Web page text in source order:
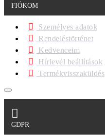
FIÓKOM
Személyes adatok
Rendeléstörténet
Kedvenceim
Hírlevél beállítások
Termékvisszaküldés
GDPR